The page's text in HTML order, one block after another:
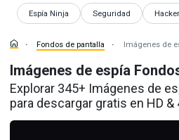
Espía Ninja
Fondos de pantallaSeguridad
Fondos de pantallaHacker
Fondos de pantalla Imágenes de
Imágenes de espía
Explorar 345+ Imágenes de
para descargar gratis en HD &